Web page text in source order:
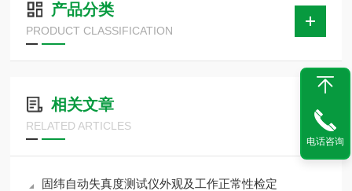
产品分类
PRODUCT CLASSIFICATION
相关文章
RELATED ARTICLES
固纬自动失真度测试仪外观及工作正常性检定
电话咨询